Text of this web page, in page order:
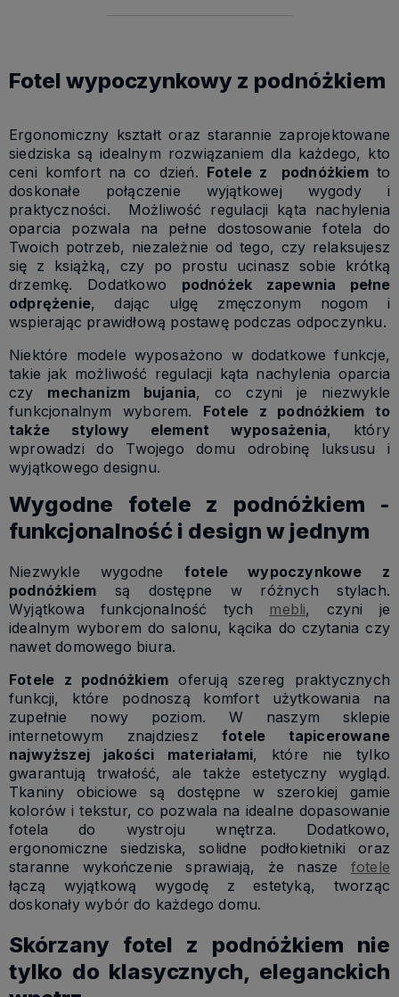
Fotel wypoczynkowy z podnóżkiem
Ergonomiczny kształt oraz starannie zaprojektowane
siedziska są idealnym rozwiązaniem dla każdego, kto
ceni komfort na co dzień. Fotele z podnóżkiemto
doskonałe połączenie wyjątkowej wygody i
praktyczności. Możliwość regulacji kąta nachylenia
oparcia pozwala na pełne dostosowanie fotela do
Twoich potrzeb, niezależnie od tego, czy relaksujesz
się z książką, czy po prostu ucinasz sobie krótką
drzemkę. Dodatkowo podnóżek zapewnia pełne
odprężenie, dając ulgę zmęczonym nogom i
wspierając prawidłową postawę podczas odpoczynku.
Niektóre modele wyposażono w dodatkowe funkcje,
takie jak możliwość regulacji kąta nachylenia oparcia
czy mechanizm bujania, co czyni je niezwykle
funkcjonalnym wyborem. Fotele z podnóżkiem to
także stylowy element wyposażenia, który
wprowadzi do Twojego domu odrobinę luksusu i
wyjątkowego designu.
Wygodne fotele z podnóżkiem -
funkcjonalność i design w jednym
Niezwykle wygodne fotele wypoczynkowe z
podnóżkiem są dostępne w różnych stylach.
Wyjątkowa funkcjonalność tych mebli, czyni je
idealnym wyborem do salonu, kącika do czytania czy
nawet domowego biura.
Fotele z podnóżkiem oferują szereg praktycznych
funkcji, które podnoszą komfort użytkowania na
zupełnie nowy poziom. W naszym sklepie
internetowym znajdzieszfotele tapicerowane
najwyższej jakości materiałami, które nie tylko
gwarantują trwałość, ale także estetyczny wygląd.
Tkaniny obiciowe są dostępne w szerokiej gamie
kolorów i tekstur, co pozwala na idealne dopasowanie
fotela do wystroju wnętrza. Dodatkowo,
ergonomiczne siedziska, solidne podłokietniki oraz
staranne wykończenie sprawiają, że nasze fotele
łączą wyjątkową wygodę z estetyką, tworząc
doskonały wybór do każdego domu.
Skórzany fotel z podnóżkiem nie
tylko do klasycznych, eleganckich